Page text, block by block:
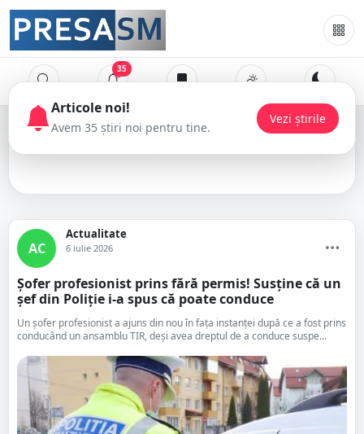
35
TIR
AC
Actualitate
6 iulie 2026
Șofer profesionist prins fără permis! Susține că un
șef din Poliție i-a spus că poate conduce
Un șofer profesionist a ajuns din nou în fața instanței după ce a fost prins
conducând un ansamblu TIR, deși avea dreptul de a conduce suspe...